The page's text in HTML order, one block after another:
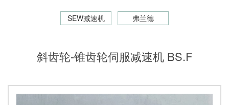
SEW减速机 弗兰德
斜齿轮-锥齿轮伺服减速机 BS.F